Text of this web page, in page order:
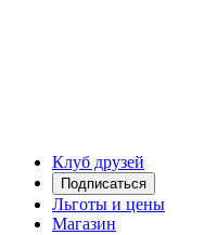
Клуб друзей
Подписаться
Льготы и цены
Магазин